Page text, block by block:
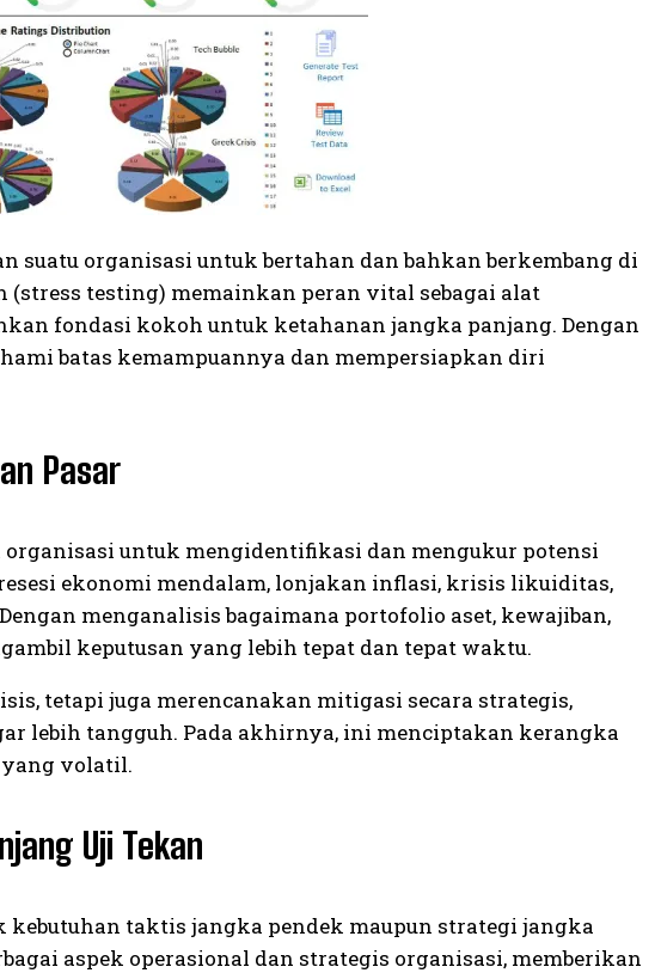
suatu organisasi untuk bertahan dan bahkan berkembang di
testing) memainkan peran vital sebagai alat
fondasi kokoh untuk ketahanan jangka panjang. Dengan
batas kemampuannya dan mempersiapkan diri
Pasar
untuk mengidentifikasi dan mengukur potensi
ekonomi mendalam, lonjakan inflasi, krisis likuiditas,
menganalisis bagaimana portofolio aset, kewajiban,
keputusan yang lebih tepat dan tepat waktu.
tetapi juga merencanakan mitigasi secara strategis,
lebih tangguh. Pada akhirnya, ini menciptakan kerangka
yang volatil.
Uji Tekan
taktis jangka pendek maupun strategi jangka
aspek operasional dan strategis organisasi, memberikan